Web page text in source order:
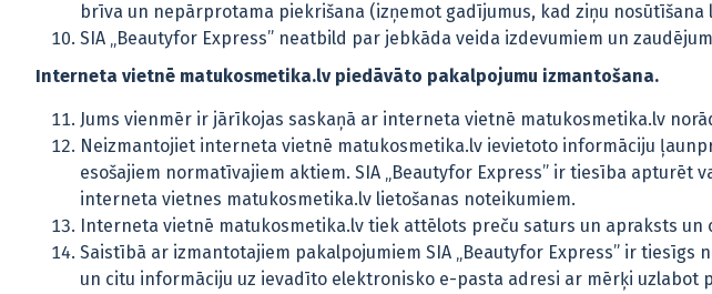
brīva un nepārprotama piekrišana (izņemot gadījumus, kad ziņu
SIA „Beautyfor Express” neatbild par jebkāda veida izdevumiem un
Interneta vietnē matukosmetika.lv piedāvāto pakalpojumu izmantošana.
Jums vienmēr ir jārīkojas saskaņā ar interneta vietnē matukosmetika.lv
Neizmantojiet interneta vietnē matukosmetika.lv ievietoto informāciju
esošajiem normatīvajiem aktiem. SIA „Beautyfor Express” ir tiesība
interneta vietnes matukosmetika.lv lietošanas noteikumiem.
Interneta vietnē matukosmetika.lv tiek attēlots preču saturs un apraksts un
Saistībā ar izmantotajiem pakalpojumiem SIA „Beautyfor Express” ir
un citu informāciju uz ievadīto elektronisko e-pasta adresi ar mērķi uzlabot